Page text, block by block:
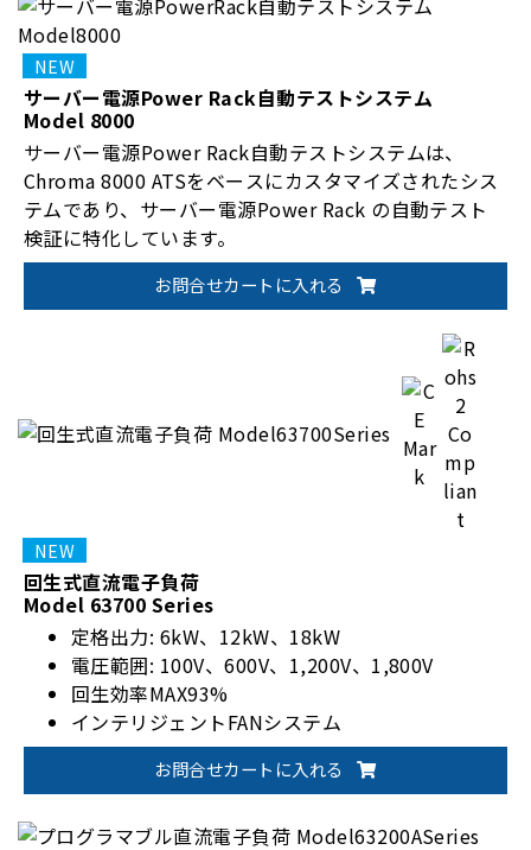
サーバー電源Power Rack自動テストシステム
Model 8000
サーバー電源Power Rack自動テストシステムは、
Chroma 8000 ATSをベースにカスタマイズされたシス
テムであり、サーバー電源Power Rack の自動テスト
検証に特化しています。
お問合せカートに入れる
回生式直流電子負荷
Model 63700 Series
定格出力: 6kW、12kW、18kW
電圧範囲: 100V、600V、1,200V、1,800V
回生効率MAX93%
インテリジェントFANシステム
お問合せカートに入れる